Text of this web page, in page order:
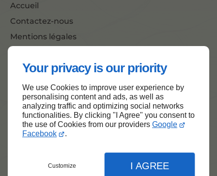
Your privacy is our priority
We use Cookies to improve user experience by
personalising content and ads, as well as
analyzing traffic and optimizing social networks
functionalities. By clicking "I Agree" you consent to
the use of Cookies from our providers Google
Facebook
.
Customize I AGREE
Accueil
Contactez-nous
Mentions légales
Haut de page